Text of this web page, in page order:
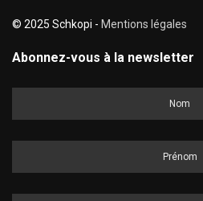
© 2025 Schkopi - Mentions légales
Abonnez-vous à la newsletter